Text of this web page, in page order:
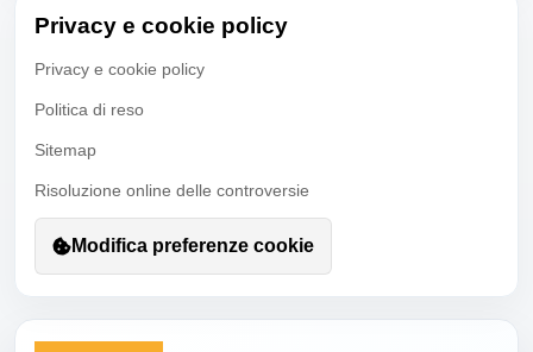
Privacy e cookie policy
Privacy e cookie policy
Politica di reso
Sitemap
Risoluzione online delle controversie
Modifica preferenze cookie